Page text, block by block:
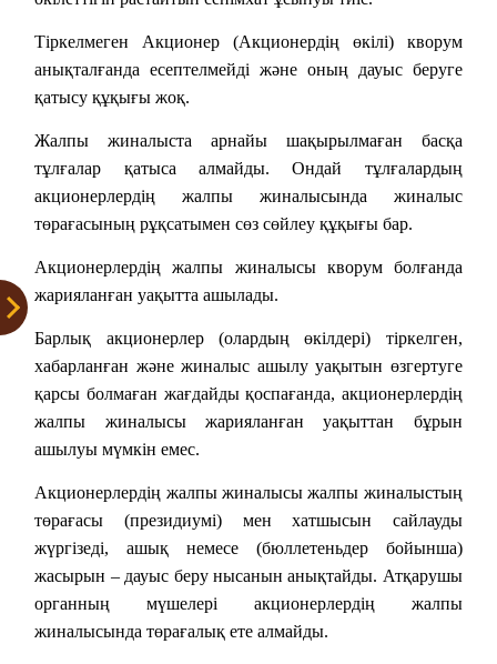
Тіркелмеген Акционер (Акционердің өкілі) кворум
анықталғанда есептелмейді және оның дауыс беруге
қатысу құқығы жоқ.
Жалпы жиналыста арнайы шақырылмаған басқа
тұлғалар қатыса алмайды. Ондай тұлғалардың
акционерлердің жалпы жиналысында жиналыс
төрағасының рұқсатымен сөз сөйлеу құқығы бар.
Акционерлердің жалпы жиналысы кворум болғанда
жарияланған уақытта ашылады.
Барлық акционерлер (олардың өкілдері) тіркелген,
хабарланған және жиналыс ашылу уақытын өзгертуге
қарсы болмаған жағдайды қоспағанда, акционерлердің
жалпы жиналысы жарияланған уақыттан бұрын
ашылуы мүмкін емес.
Акционерлердің жалпы жиналысы жалпы жиналыстың
төрағасы (президиумі) мен хатшысын сайлауды
жүргізеді, ашық немесе (бюллетеньдер бойынша)
жасырын – дауыс беру нысанын анықтайды. Атқарушы
органның мүшелері акционерлердің жалпы
жиналысында төрағалық ете алмайды.